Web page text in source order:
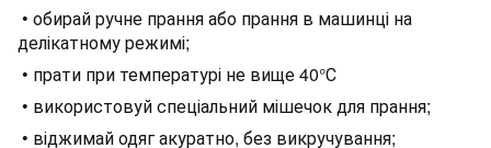
• обирай ручне прання або прання в машинці на
делікатному режимі;
• прати при температурі не вище 40°С
• використовуй спеціальний мішечок для прання;
• віджимай одяг акуратно, без викручування;